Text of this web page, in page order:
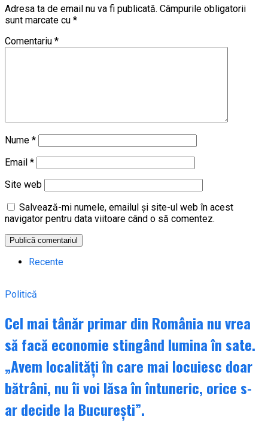
Adresa ta de email nu va fi publicată. Câmpurile obligatorii
sunt marcate cu *
Comentariu *
Nume *
Email *
Site web
Salvează-mi numele, emailul și site-ul web în acest
navigator pentru data viitoare când o să comentez.
Recente
Politică
Cel mai tânăr primar din România nu vrea
să facă economie stingând lumina în sate.
„Avem localități în care mai locuiesc doar
bătrâni, nu îi voi lăsa în întuneric, orice s-
ar decide la București”.